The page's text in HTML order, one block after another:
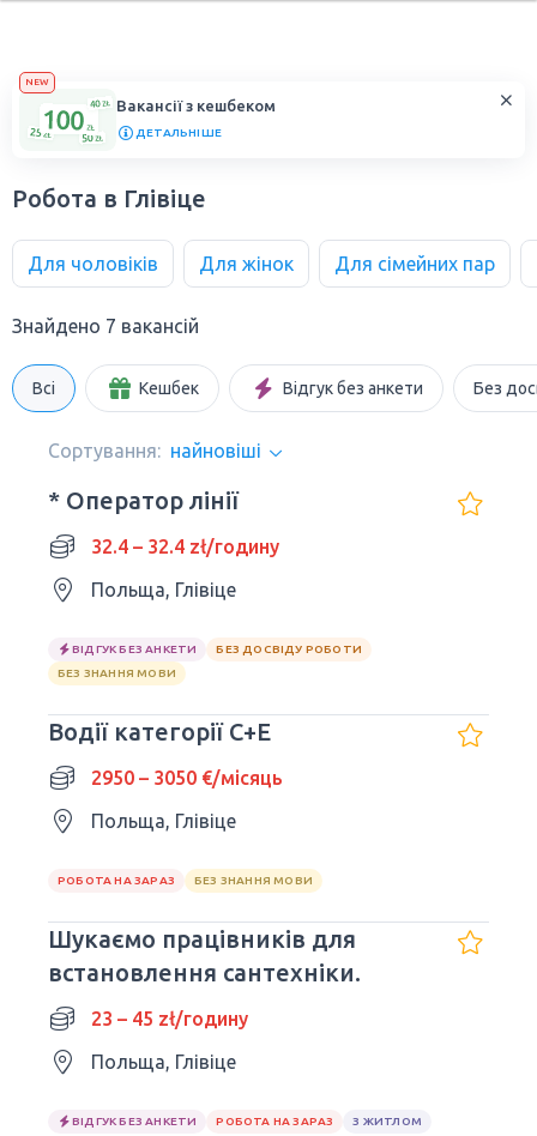
NEW
Вакансії з кешбеком
ДЕТАЛЬНІШЕ
Робота в Глівіце
Для чоловіків Для жінок Для сімейних пар
Знайдено 7 вакансій
Всі Кешбек Відгук без анкети Без
Сортування: найновіші
* Оператор лінії
32.4 – 32.4 zł/годину
Польща, Глівіце
ВІДГУК БЕЗ АНКЕТИ
БЕЗ ДОСВІДУ РОБОТИ
БЕЗ ЗНАННЯ МОВИ
Водії категорії C+E
2950 – 3050 €/місяць
Польща, Глівіце
РОБОТА НА ЗАРАЗ БЕЗ ЗНАННЯ МОВИ
Шукаємо працівників для
встановлення сантехніки.
23 – 45 zł/годину
Польща, Глівіце
ВІДГУК БЕЗ АНКЕТИ РОБОТА НА ЗАРАЗ З ЖИТЛОМ